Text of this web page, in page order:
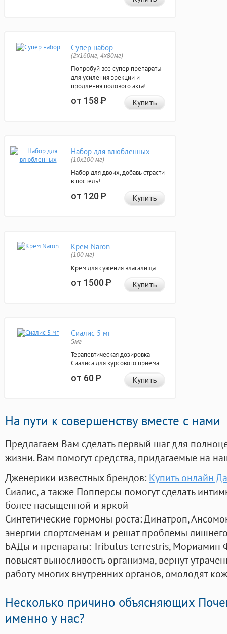
Супер набор
(2х160мг, 4х80мг)
Попробуй все супер препараты
для усиления эрекции и
продления полового акта!
от 158Р Купить
Набор для влюбленных
(10х100 мг)
Набор для двоих, добавь страсти
в постель!
от 120Р Купить
Крем Naron
(100 мг)
Крем для сужения влагалища
от 1500Р Купить
Сиалис 5 мг
5мг
Терапевтическая дозировка
Сиалиса для курсового приема
от 60Р Купить
На пути к совершенству вместе с нами
Предлагаем Вам сделать первый шаг для
жизни. Вам помогут средства, придагаемые на
Дженерики известных брендов: Купить онлайн
Сиалис, а также Попперсы помогут сделать
более насыщенной и яркой
Синтетические гормоны роста: Динатроп,
энергии спортсменам и решат проблемы
БАДы и препараты:Tribulus terrestris, Мориамин
повысят выносливость организма, вернут
работу многих внутренних органов, омолодят
Несколько причино объясняющих
именно у нас?